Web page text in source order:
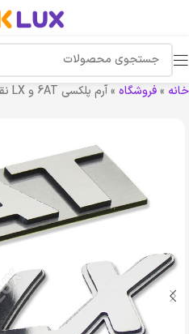
خانه »فروشگاه »آرم پلکسی 6AT و LX نقره ای